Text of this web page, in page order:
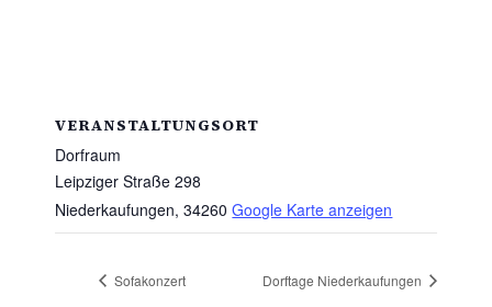
VERANSTALTUNGSORT
Dorfraum
Leipziger Straße 298
Niederkaufungen, 34260 Google Karte anzeigen
Sofakonzert Dorftage Niederkaufungen